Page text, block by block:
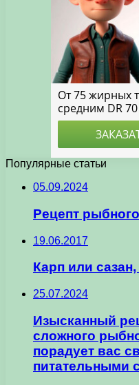
Популярные статьи
05.09.2024
Рецепт
19.06.2017
Карп или
25.07.2024
Изысканный
сложного
порадует вас
питательными